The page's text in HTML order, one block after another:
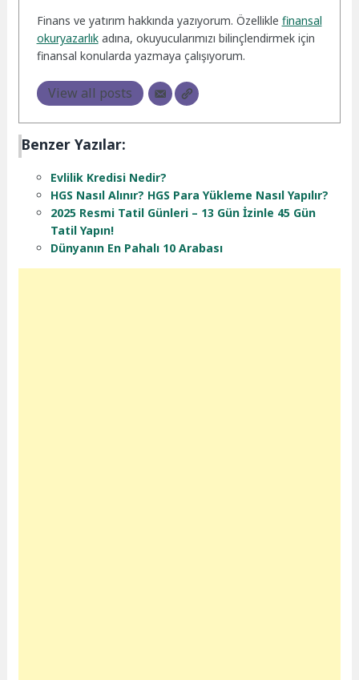
Finans ve yatırım hakkında yazıyorum. Özellikle finansal
okuryazarlıkadına, okuyucularımızı bilinçlendirmek için
finansal konularda yazmaya çalışıyorum.
View all posts
Benzer Yazılar:
Evlilik Kredisi Nedir?
HGS Nasıl Alınır? HGS Para Yükleme Nasıl Yapılır?
2025 Resmi Tatil Günleri – 13 Gün İzinle 45 Gün
Tatil Yapın!
Dünyanın En Pahalı 10 Arabası